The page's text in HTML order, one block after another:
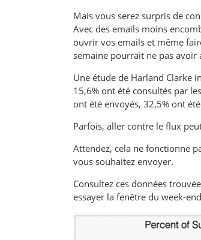
Mais vous serez surpris de
Avec des emails moins
ouvrir vos emails et même
semaine pourrait ne pas avoir
Une étude de Harland Clarke
15,6% ont été consultés par
ont été envoyés, 32,5% ont
Parfois, aller contre le flux
Attendez, cela ne fonctionne
vous souhaitez envoyer.
Consultez ces données
essayer la fenêtre du week-